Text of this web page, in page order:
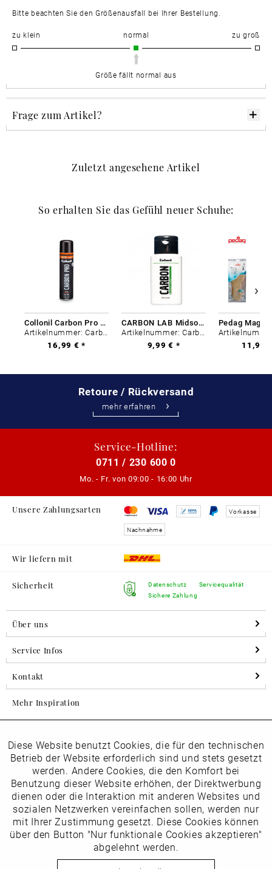
Bitte beachten Sie den Größenausfall bei Ihrer Bestellung.
zu klein normal zu groß
Größe fällt normal aus
Frage zum Artikel?
Zuletzt angesehene Artikel
So erhalten Sie das Gefühl neuer Schuhe:
Collonil Carbon Pro 400 ml
16,99 € *
CARBON LAB Midsole Cleaner
9,99 € *
11,99
Retoure / Rückversand
mehr erfahren
Service-Hotline:
0711 / 230 600 0
Mo. - Fr. von 09:00 - 16:00 Uhr
Unsere Zahlungsarten Vorkasse
Nachnahme
Wir liefern mit
Sicherheit
Datenschutz
Sichere Zahlung
Servicequalität
Über uns
Service Infos
Kontakt
Mehr Inspiration
Folgen Sie uns auf Instagram
horsch_schuhe
Newsletter
Datenschutzbestimmungenhabe ich zur Kenntnis
Funktionale Aktiv
Marketing Inaktiv
Tracking Inaktiv
Inaktiv
Diese Website benutzt Cookies, die für den technischen
Betrieb der Website erforderlich sind und stets gesetzt
werden. Andere Cookies, die den Komfort bei
Benutzung dieser Website erhöhen, der Direktwerbung
dienen oder die Interaktion mit anderen Websites und
sozialen Netzwerken vereinfachen sollen, werden nur
mit Ihrer Zustimmung gesetzt. Diese Cookies können
über den Button "Nur funktionale Cookies akzeptieren"
abgelehnt werden.